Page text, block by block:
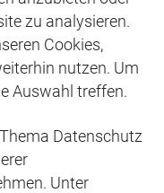
zu analysieren.
Cookies,
nutzen. Um
Auswahl treffen.
Datenschutz
Unter